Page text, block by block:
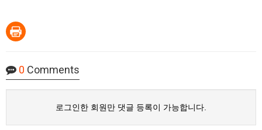
0 Comments
로그인한 회원만 댓글 등록이 가능합니다.